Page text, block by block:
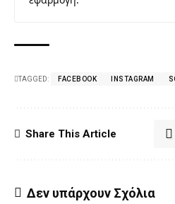
TAGGED: FACEBOOK INSTAGRAM
Share This Article
Δεν υπάρχουν Σχόλια